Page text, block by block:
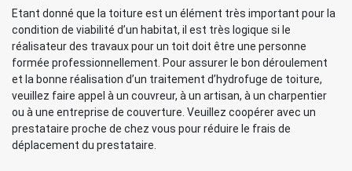
Etant donné que la toiture est un élément très important pour la
condition de viabilité d’un habitat, il est très logique si le
réalisateur des travaux pour un toit doit être une personne
formée professionnellement. Pour assurer le bon déroulement
et la bonne réalisation d’un traitement d’hydrofuge de toiture,
veuillez faire appel à un couvreur, à un artisan, à un charpentier
ou à une entreprise de couverture. Veuillez coopérer avec un
prestataire proche de chez vous pour réduire le frais de
déplacement du prestataire.